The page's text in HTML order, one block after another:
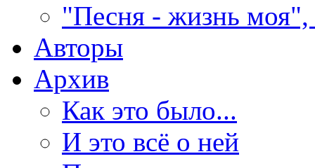
"Песня - жизнь моя",
Авторы
Архив
Как это было...
И это всё о ней